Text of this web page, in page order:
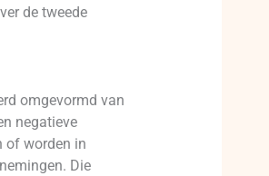
de tweede
omgevormd van
negatieve
of worden in
Die